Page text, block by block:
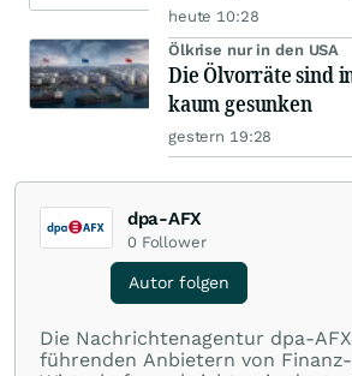
heute 10:28
Ölkrise nur in den USA
Die Ölvorräte sind
kaum gesunken
gestern 19:28
dpa-AFX
0 Follower
Autor folgen
Die Nachrichtenagentur dpa-
führenden Anbietern von